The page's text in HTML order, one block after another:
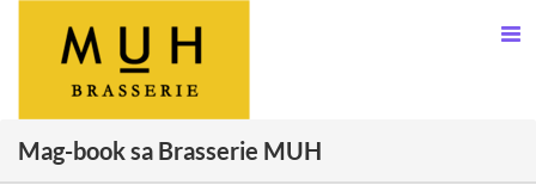
Mag-book sa Brasserie MUH